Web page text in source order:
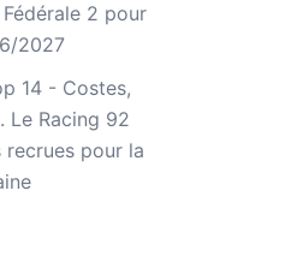
2 pour
2027
14 - Costes,
Le Racing 92
pour la